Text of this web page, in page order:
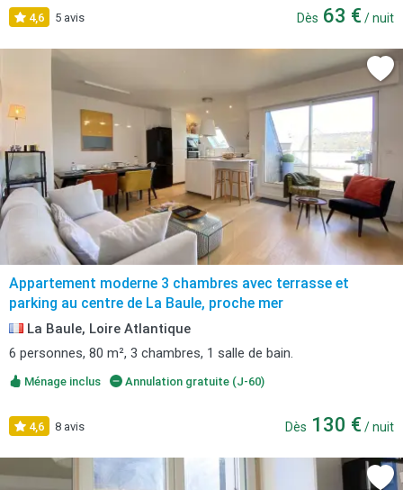
4,6 5 avis Dès 63 € / nuit
Appartement moderne 3 chambres avec terrasse et
parking au centre de La Baule, proche mer
La Baule, Loire Atlantique
6 personnes, 80 m², 3 chambres, 1 salle de bain.
Ménage inclus Annulation gratuite (J-60)
4,6 8 avis Dès 130 € / nuit